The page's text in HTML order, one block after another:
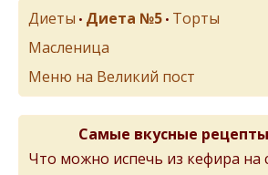
Диеты • Диета №5 • Торты
Масленица
Меню на Великий пост
Самые вкусные
Что можно испечь из кефира на